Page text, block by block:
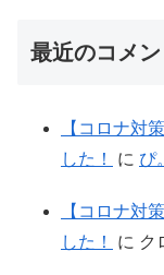
最近のコメン
【コロナ対
した！
に ぴ。
【コロナ対
した！
に ク